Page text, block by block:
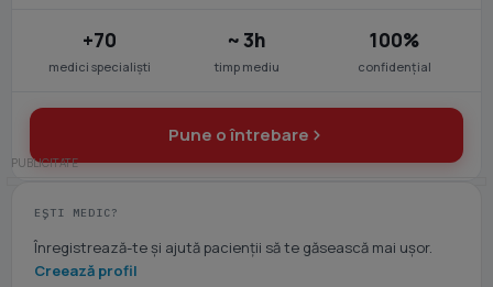
+70
medici specialiști
~ 3h
timp mediu
100%
confidențial
Pune o întrebare
EȘTI MEDIC?
Înregistrează-te și ajută pacienții să te găsească mai ușor.
Creează profil